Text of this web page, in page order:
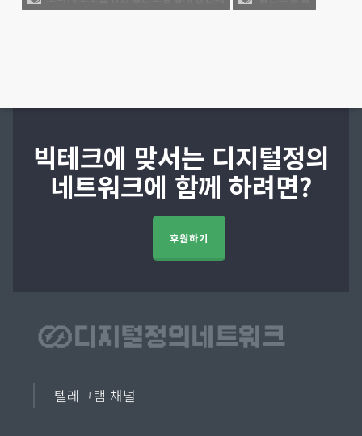
빅테크에 맞서는 디지털정의
네트워크에 함께 하려면?
후원하기
텔레그램 채널